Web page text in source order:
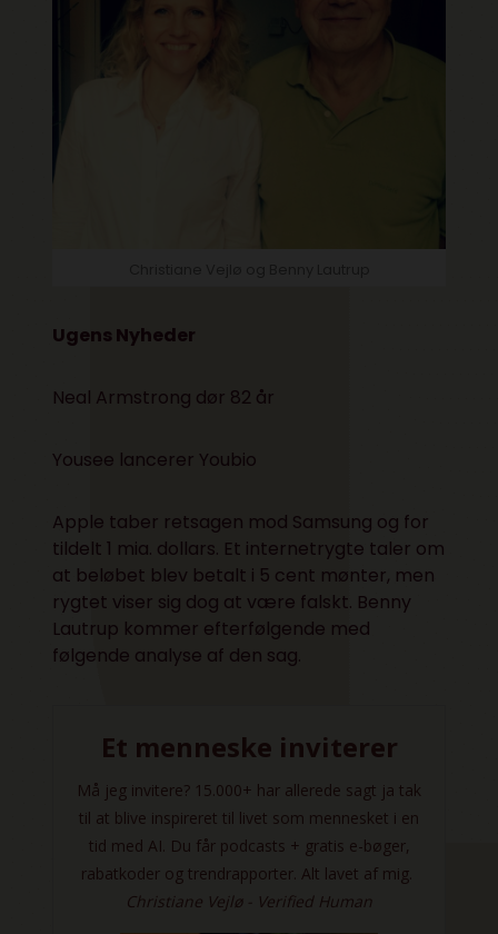
Ugens Nyheder
Neal Armstrong dør 82 år
Yousee lancerer Youbio
Apple taber retsagen mod Samsung og for
tildelt 1 mia. dollars. Et internetrygte taler om
at beløbet blev betalt i 5 cent mønter, men
rygtet viser sig dog at være falskt. Benny
Lautrup kommer efterfølgende med
følgende analyse af den sag.